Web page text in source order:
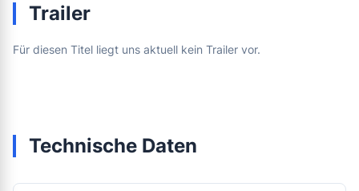
Trailer
Für diesen Titel liegt uns aktuell kein Trailer vor.
Technische Daten